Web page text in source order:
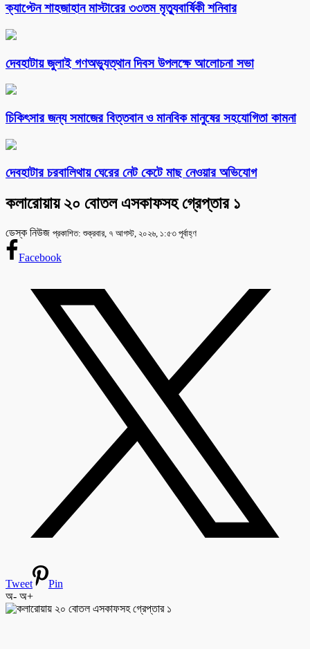
ক্যাপ্টেন শাহজাহান মাস্টারের ৩৩তম মৃত্যুবার্ষিকী শনিবার
দেবহাটায় জুলাই গণঅভ্যুত্থান দিবস উপলক্ষে আলোচনা সভা
চিকিৎসার জন্য সমাজের বিত্তবান ও মানবিক মানুষের সহযোগিতা কামনা
দেবহাটার চরবালিথায় ঘেরের নেট কেটে মাছ নেওয়ার অভিযোগ
কলারোয়ায় ২০ বোতল এসকাফসহ গ্রেপ্তার ১
ডেস্ক নিউজ প্রকাশিত: শুক্রবার, ৭ আগস্ট, ২০২৬, ১:৫৩ পূর্বাহ্ণ
Facebook
Tweet
Pin
অ- অ+